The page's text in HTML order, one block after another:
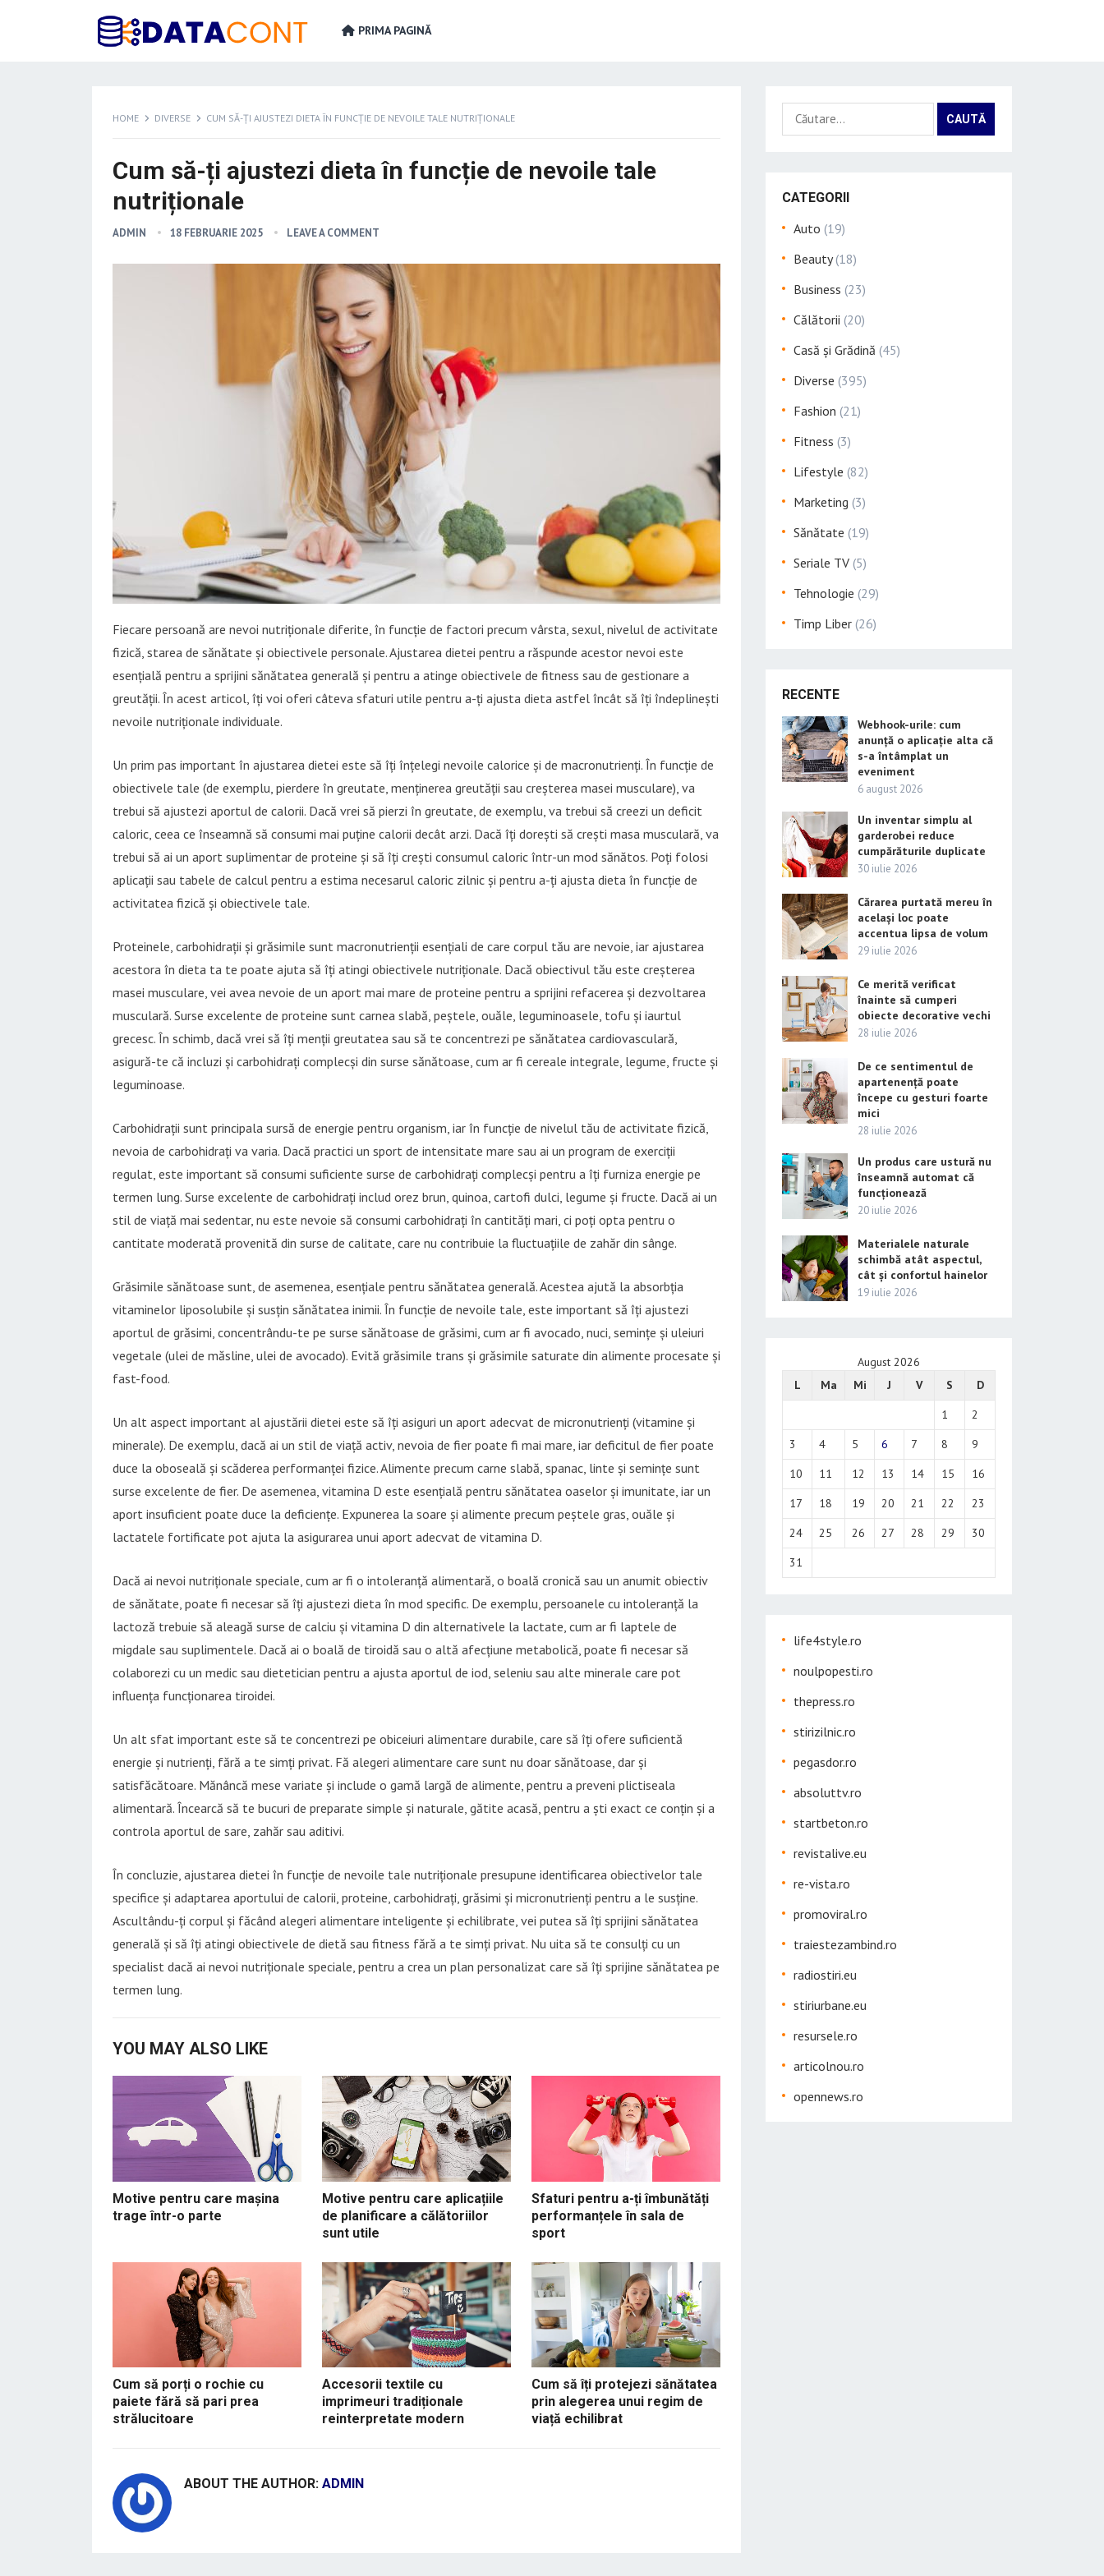
PRIMA PAGINĂ
HOME DIVERSE CUM SĂ-ȚI AJUSTEZI DIETA ÎN FUNCȚIE DE NEVOILE TALE NUTRIȚIONALE
Cum să-ți ajustezi dieta în funcție de nevoile tale
nutriționale
ADMIN 18 FEBRUARIE 2025 LEAVE A COMMENT
Fiecare persoană are nevoi nutriționale diferite, în funcție de factori precum vârsta, sexul, nivelul de activitate
fizică, starea de sănătate și obiectivele personale. Ajustarea dietei pentru a răspunde acestor nevoi este
esențială pentru a sprijini sănătatea generală și pentru a atinge obiectivele de fitness sau de gestionare a
greutății. În acest articol, îți voi oferi câteva sfaturi utile pentru a-ți ajusta dieta astfel încât să îți îndeplinești
nevoile nutriționale individuale.
Un prim pas important în ajustarea dietei este să îți înțelegi nevoile calorice și de macronutrienți. În funcție de
obiectivele tale (de exemplu, pierdere în greutate, menținerea greutății sau creșterea masei musculare), va
trebui să ajustezi aportul de calorii. Dacă vrei să pierzi în greutate, de exemplu, va trebui să creezi un deficit
caloric, ceea ce înseamnă să consumi mai puține calorii decât arzi. Dacă îți dorești să crești masa musculară, va
trebui să ai un aport suplimentar de proteine și să îți crești consumul caloric într-un mod sănătos. Poți folosi
aplicații sau tabele de calcul pentru a estima necesarul caloric zilnic și pentru a-ți ajusta dieta în funcție de
activitatea fizică și obiectivele tale.
Proteinele, carbohidrații și grăsimile sunt macronutrienții esențiali de care corpul tău are nevoie, iar ajustarea
acestora în dieta ta te poate ajuta să îți atingi obiectivele nutriționale. Dacă obiectivul tău este creșterea
masei musculare, vei avea nevoie de un aport mai mare de proteine pentru a sprijini refacerea și dezvoltarea
musculară. Surse excelente de proteine sunt carnea slabă, peștele, ouăle, leguminoasele, tofu și iaurtul
grecesc. În schimb, dacă vrei să îți menții greutatea sau să te concentrezi pe sănătatea cardiovasculară,
asigură-te că incluzi și carbohidrați complecși din surse sănătoase, cum ar fi cereale integrale, legume, fructe și
leguminoase.
Carbohidrații sunt principala sursă de energie pentru organism, iar în funcție de nivelul tău de activitate fizică,
nevoia de carbohidrați va varia. Dacă practici un sport de intensitate mare sau ai un program de exerciții
regulat, este important să consumi suficiente surse de carbohidrați complecși pentru a îți furniza energie pe
termen lung. Surse excelente de carbohidrați includ orez brun, quinoa, cartofi dulci, legume și fructe. Dacă ai un
stil de viață mai sedentar, nu este nevoie să consumi carbohidrați în cantități mari, ci poți opta pentru o
cantitate moderată provenită din surse de calitate, care nu contribuie la fluctuațiile de zahăr din sânge.
Grăsimile sănătoase sunt, de asemenea, esențiale pentru sănătatea generală. Acestea ajută la absorbția
vitaminelor liposolubile și susțin sănătatea inimii. În funcție de nevoile tale, este important să îți ajustezi
aportul de grăsimi, concentrându-te pe surse sănătoase de grăsimi, cum ar fi avocado, nuci, semințe și uleiuri
vegetale (ulei de măsline, ulei de avocado). Evită grăsimile trans și grăsimile saturate din alimente procesate și
fast-food.
Un alt aspect important al ajustării dietei este să îți asiguri un aport adecvat de micronutrienți (vitamine și
minerale). De exemplu, dacă ai un stil de viață activ, nevoia de fier poate fi mai mare, iar deficitul de fier poate
duce la oboseală și scăderea performanței fizice. Alimente precum carne slabă, spanac, linte și semințe sunt
surse excelente de fier. De asemenea, vitamina D este esențială pentru sănătatea oaselor și imunitate, iar un
aport insuficient poate duce la deficiențe. Expunerea la soare și alimente precum peștele gras, ouăle și
lactatele fortificate pot ajuta la asigurarea unui aport adecvat de vitamina D.
Dacă ai nevoi nutriționale speciale, cum ar fi o intoleranță alimentară, o boală cronică sau un anumit obiectiv
de sănătate, poate fi necesar să îți ajustezi dieta în mod specific. De exemplu, persoanele cu intoleranță la
lactoză trebuie să aleagă surse de calciu și vitamina D din alternativele la lactate, cum ar fi laptele de
migdale sau suplimentele. Dacă ai o boală de tiroidă sau o altă afecțiune metabolică, poate fi necesar să
colaborezi cu un medic sau dietetician pentru a ajusta aportul de iod, seleniu sau alte minerale care pot
influența funcționarea tiroidei.
Un alt sfat important este să te concentrezi pe obiceiuri alimentare durabile, care să îți ofere suficientă
energie și nutrienți, fără a te simți privat. Fă alegeri alimentare care sunt nu doar sănătoase, dar și
satisfăcătoare. Mănâncă mese variate și include o gamă largă de alimente, pentru a preveni plictiseala
alimentară. Încearcă să te bucuri de preparate simple și naturale, gătite acasă, pentru a ști exact ce conțin și a
controla aportul de sare, zahăr sau aditivi.
În concluzie, ajustarea dietei în funcție de nevoile tale nutriționale presupune identificarea obiectivelor tale
specifice și adaptarea aportului de calorii, proteine, carbohidrați, grăsimi și micronutrienți pentru a le susține.
Ascultându-ți corpul și făcând alegeri alimentare inteligente și echilibrate, vei putea să îți sprijini sănătatea
generală și să îți atingi obiectivele de dietă sau fitness fără a te simți privat. Nu uita să te consulți cu un
specialist dacă ai nevoi nutriționale speciale, pentru a crea un plan personalizat care să îți sprijine sănătatea pe
termen lung.
YOU MAY ALSO LIKE
Motive pentru care mașina
trage într-o parte
Motive pentru care aplicațiile
de planificare a călătoriilor
sunt utile
Sfaturi pentru a-ți îmbunătăți
performanțele în sala de
sport
Cum să porți o rochie cu
paiete fără să pari prea
strălucitoare
Accesorii textile cu
imprimeuri tradiționale
reinterpretate modern
Cum să îți protejezi sănătatea
prin alegerea unui regim de
viață echilibrat
ABOUT THE AUTHOR: ADMIN
Caută
după:
CATEGORII
Auto (19)
Beauty(18)
Business (23)
Călătorii (20)
Casă și Grădină (45)
Diverse (395)
Fashion (21)
Fitness (3)
Lifestyle (82)
Marketing (3)
Sănătate (19)
Seriale TV (5)
Tehnologie (29)
Timp Liber (26)
RECENTE
Webhook-urile: cum
anunță o aplicație alta că
s-a întâmplat un
eveniment
6 august 2026
Un inventar simplu al
garderobei reduce
cumpărăturile duplicate
30 iulie 2026
Cărarea purtată mereu în
același loc poate
accentua lipsa de volum
29 iulie 2026
Ce merită verificat
înainte să cumperi
obiecte decorative vechi
28 iulie 2026
De ce sentimentul de
apartenență poate
începe cu gesturi foarte
mici
28 iulie 2026
Un produs care ustură nu
înseamnă automat că
funcționează
20 iulie 2026
Materialele naturale
schimbă atât aspectul,
cât și confortul hainelor
19 iulie 2026
August 2026
L
Ma Mi J V S
D
1
2
3
4 5 6 7 8
9
10
11 12 13 14 15
16
17
18 19 20 21 22
23
24
25 26 27 28 29
30
31
life4style.ro
noulpopesti.ro
thepress.ro
stirizilnic.ro
pegasdor.ro
absoluttv.ro
startbeton.ro
revistalive.eu
re-vista.ro
promoviral.ro
traiestezambind.ro
radiostiri.eu
stiriurbane.eu
resursele.ro
articolnou.ro
opennews.ro